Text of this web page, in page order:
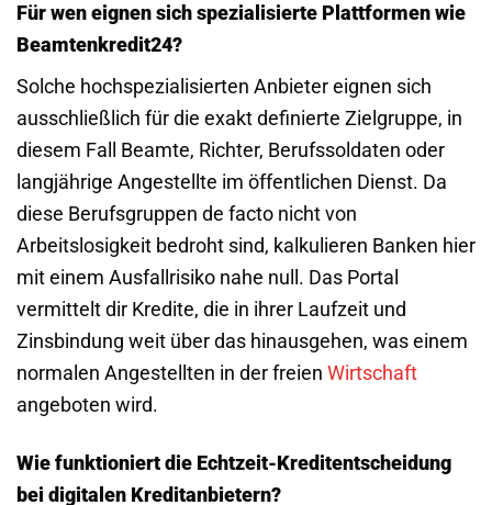
Für wen eignen sich spezialisierte Plattformen wie
Beamtenkredit24?
Solche hochspezialisierten Anbieter eignen sich
ausschließlich für die exakt definierte Zielgruppe, in
diesem Fall Beamte, Richter, Berufssoldaten oder
langjährige Angestellte im öffentlichen Dienst. Da
diese Berufsgruppen de facto nicht von
Arbeitslosigkeit bedroht sind, kalkulieren Banken hier
mit einem Ausfallrisiko nahe null. Das Portal
vermittelt dir Kredite, die in ihrer Laufzeit und
Zinsbindung weit über das hinausgehen, was einem
normalen Angestellten in der freien Wirtschaft
angeboten wird.
Wie funktioniert die Echtzeit-Kreditentscheidung
bei digitalen Kreditanbietern?